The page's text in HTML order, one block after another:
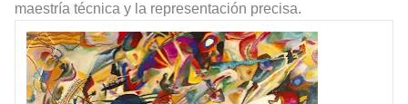
maestría técnica y la representación precisa.